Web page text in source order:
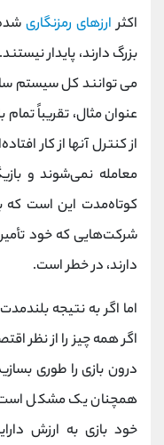
اکثرارزهای رمزنگاریشده لایه 1،
بزرگ دارند، پایدار
می توانند کل سیستم
از کنترل آنها از کار
معامله نمی‌شوند و
کوتاه‌مدت این است که
شرکت‌هایی که خود
دارند، در خطر است.
اما اگر به نتیجه
اگر همه چیز را از نظر
درون بازی را طوری
همچنان یک مشکل است.
خود بازی به ارزش